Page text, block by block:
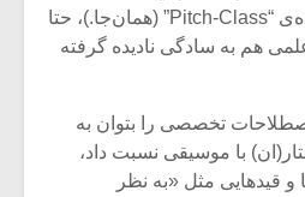
جای اصطلاح شناخته‌شده‌ی “Pitch-Class” (همان‌جا.)، حتا
هم به سادگی نادیده گرفته
تخصصی را بتوان به
با موسیقی نسبت داد،
قیدهایی مثل «به نظر